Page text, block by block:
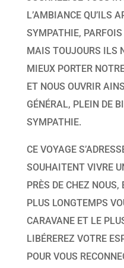
L’AMBIANCE QU’ILS
SYMPATHIE, PARFOIS
MAIS TOUJOURS ILS
MIEUX PORTER
ET NOUS OUVRIR
GÉNÉRAL, PLEIN DE
SYMPATHIE.
CE VOYAGE
SOUHAITENT VIVRE
PRÈS DE CHEZ
PLUS LONGTEMPS
CARAVANE ET LE
LIBÉREREZ VOTRE
POUR VOUS